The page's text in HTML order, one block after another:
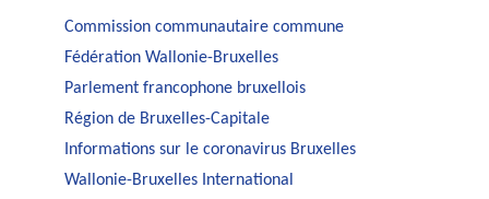
Commission communautaire commune
Fédération Wallonie-Bruxelles
Parlement francophone bruxellois
Région de Bruxelles-Capitale
Informations sur le coronavirus Bruxelles
Wallonie-Bruxelles International